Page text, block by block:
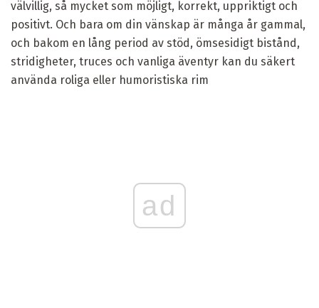
välvillig, så mycket som möjligt, korrekt, uppriktigt och
positivt. Och bara om din vänskap är många år gammal,
och bakom en lång period av stöd, ömsesidigt bistånd,
stridigheter, truces och vanliga äventyr kan du säkert
använda roliga eller humoristiska rim
ad